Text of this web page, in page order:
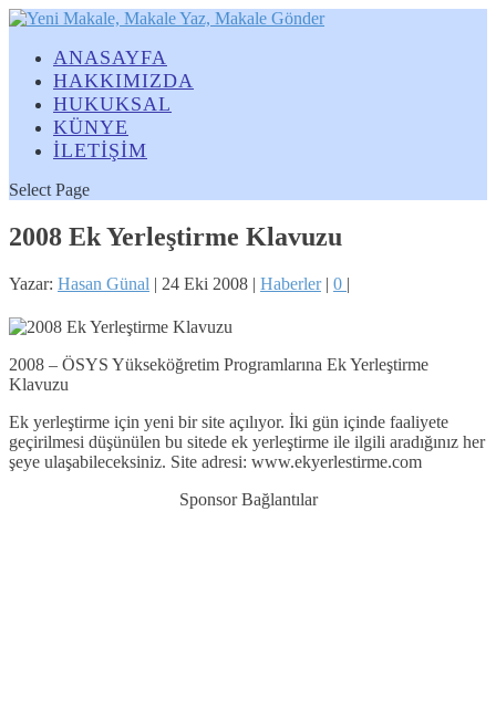
ANASAYFA
HAKKIMIZDA
HUKUKSAL
KÜNYE
İLETİŞİM
Select Page
2008 Ek Yerleştirme Klavuzu
Yazar: Hasan Günal | 24 Eki 2008 | Haberler| 0 |
2008 – ÖSYS Yükseköğretim Programlarına Ek Yerleştirme
Klavuzu
Ek yerleştirme için yeni bir site açılıyor. İki gün içinde faaliyete
geçirilmesi düşünülen bu sitede ek yerleştirme ile ilgili aradığınız her
şeye ulaşabileceksiniz. Site adresi: www.ekyerlestirme.com
Sponsor Bağlantılar